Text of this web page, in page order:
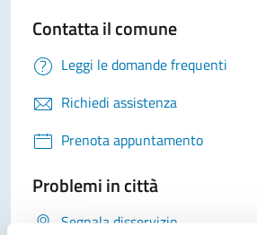
Contatta il comune
Leggi le domande frequenti
Richiedi assistenza
Prenota appuntamento
Problemi in città
Segnala disservizio